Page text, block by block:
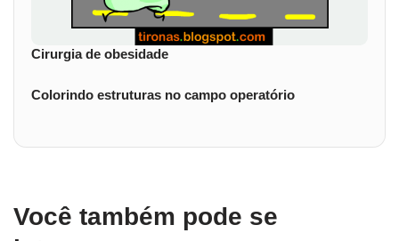
Cirurgia de obesidade
Colorindo estruturas no campo operatório
Você também pode se